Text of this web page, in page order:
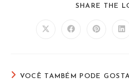
SHARE THE
Abre Abre Abre
VOCÊ TAMBÉM PODE